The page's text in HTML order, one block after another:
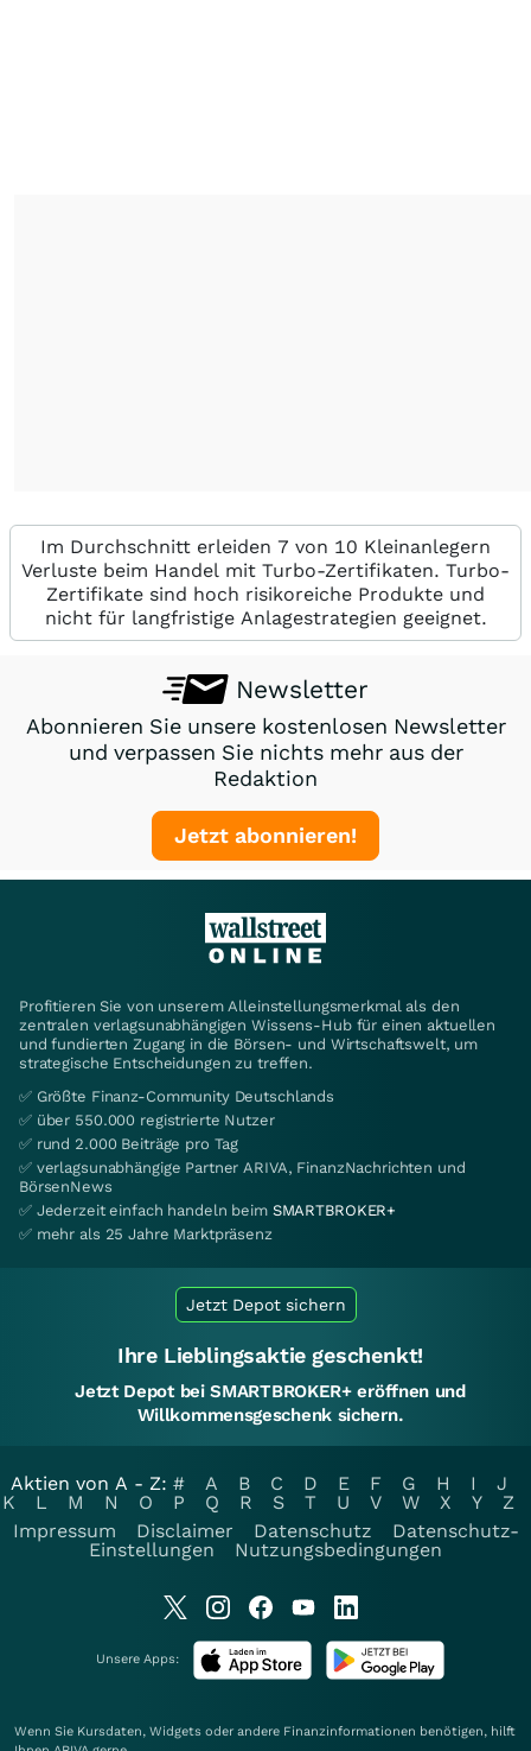
Im Durchschnitt erleiden 7 von 10 Kleinanlegern
Verluste beim Handel mit Turbo-Zertifikaten. Turbo-
Zertifikate sind hoch risikoreiche Produkte und
nicht für langfristige Anlagestrategien geeignet.
Newsletter
Abonnieren Sie unsere kostenlosen Newsletter
und verpassen Sie nichts mehr aus der
Redaktion
Jetzt abonnieren!
Profitieren Sie von unserem Alleinstellungsmerkmal als den
zentralen verlagsunabhängigen Wissens-Hub für einen aktuellen
und fundierten Zugang in die Börsen- und Wirtschaftswelt, um
strategische Entscheidungen zu treffen.
✅ Größte Finanz-Community Deutschlands
✅ über 550.000 registrierte Nutzer
✅ rund 2.000 Beiträge pro Tag
✅ verlagsunabhängige Partner ARIVA, FinanzNachrichten und
BörsenNews
✅ Jederzeit einfach handeln beim SMARTBROKER+
✅ mehr als 25 Jahre Marktpräsenz
Jetzt Depot sichern
Ihre Lieblingsaktie geschenkt!
Jetzt Depot bei SMARTBROKER+ eröffnen und
Willkommensgeschenk sichern.
Aktien von A - Z: # A B C D E F G H I
J
K
L M N O P Q R S T U V W X Y
Z
Impressum
Disclaimer Datenschutz
Datenschutz-
Einstellungen
Nutzungsbedingungen
Unsere Apps:
Wenn Sie Kursdaten, Widgets oder andere Finanzinformationen benötigen, hilft